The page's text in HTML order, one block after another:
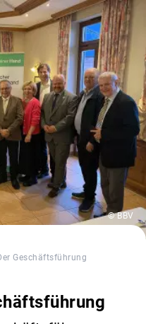
© BBV
Geschäftsführung